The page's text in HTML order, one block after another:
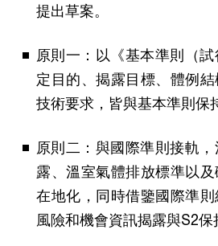
提出草案。
原則一：以《基本準則（
定目的、揭露目標、體例
技術要求，皆與基本準則保
原則二：與國際準則接軌
露、溫室氣體排放標準以
在地化，同時借鑒國際準
風險和機會資訊揭露與S2保